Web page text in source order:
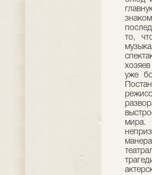
то,
уже
мира.